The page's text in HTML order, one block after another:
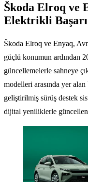
Škoda Elroq ve
Elektrikli
Škoda Elroq ve Enyaq,
güçlü konumun ardından
güncellemelerle sahneye
modelleri arasında yer
geliştirilmiş sürüş destek
dijital yeniliklerle